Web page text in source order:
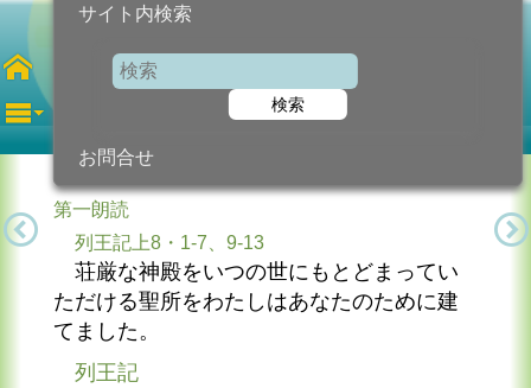
サイト内検索
検索
お問合せ
第5月曜日年間
第一朗読
列王記上8・1-7、9-13
荘厳な神殿をいつの世にもとどまってい
ただける聖所をわたしはあなたのために建
てました。
列王記